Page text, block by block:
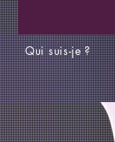
Qui suis-je ?